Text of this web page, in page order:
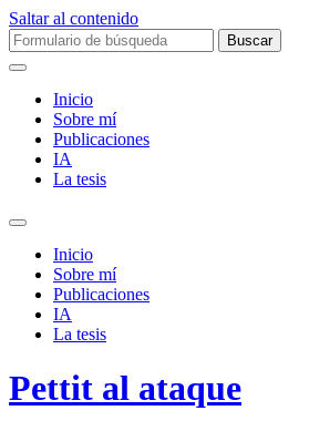
Saltar al contenido
Buscar:
Inicio
Sobre mí­
Publicaciones
IA
La tesis
Alternar
campo
búsqueda
Inicio
Sobre mí­
Publicaciones
IA
La tesis
Pettit al ataque